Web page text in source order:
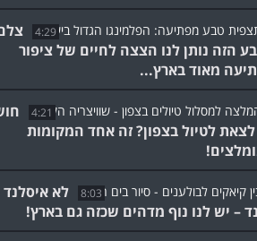
4:29
הזה נותן לנו הצצה לחיים של ציפור
מאוד בארץ...
4:21
לטיול בצפון? זה אחד המקומות
8:03
לא איסלנד
– יש לנו נוף מדהים שכזה גם בארץ!